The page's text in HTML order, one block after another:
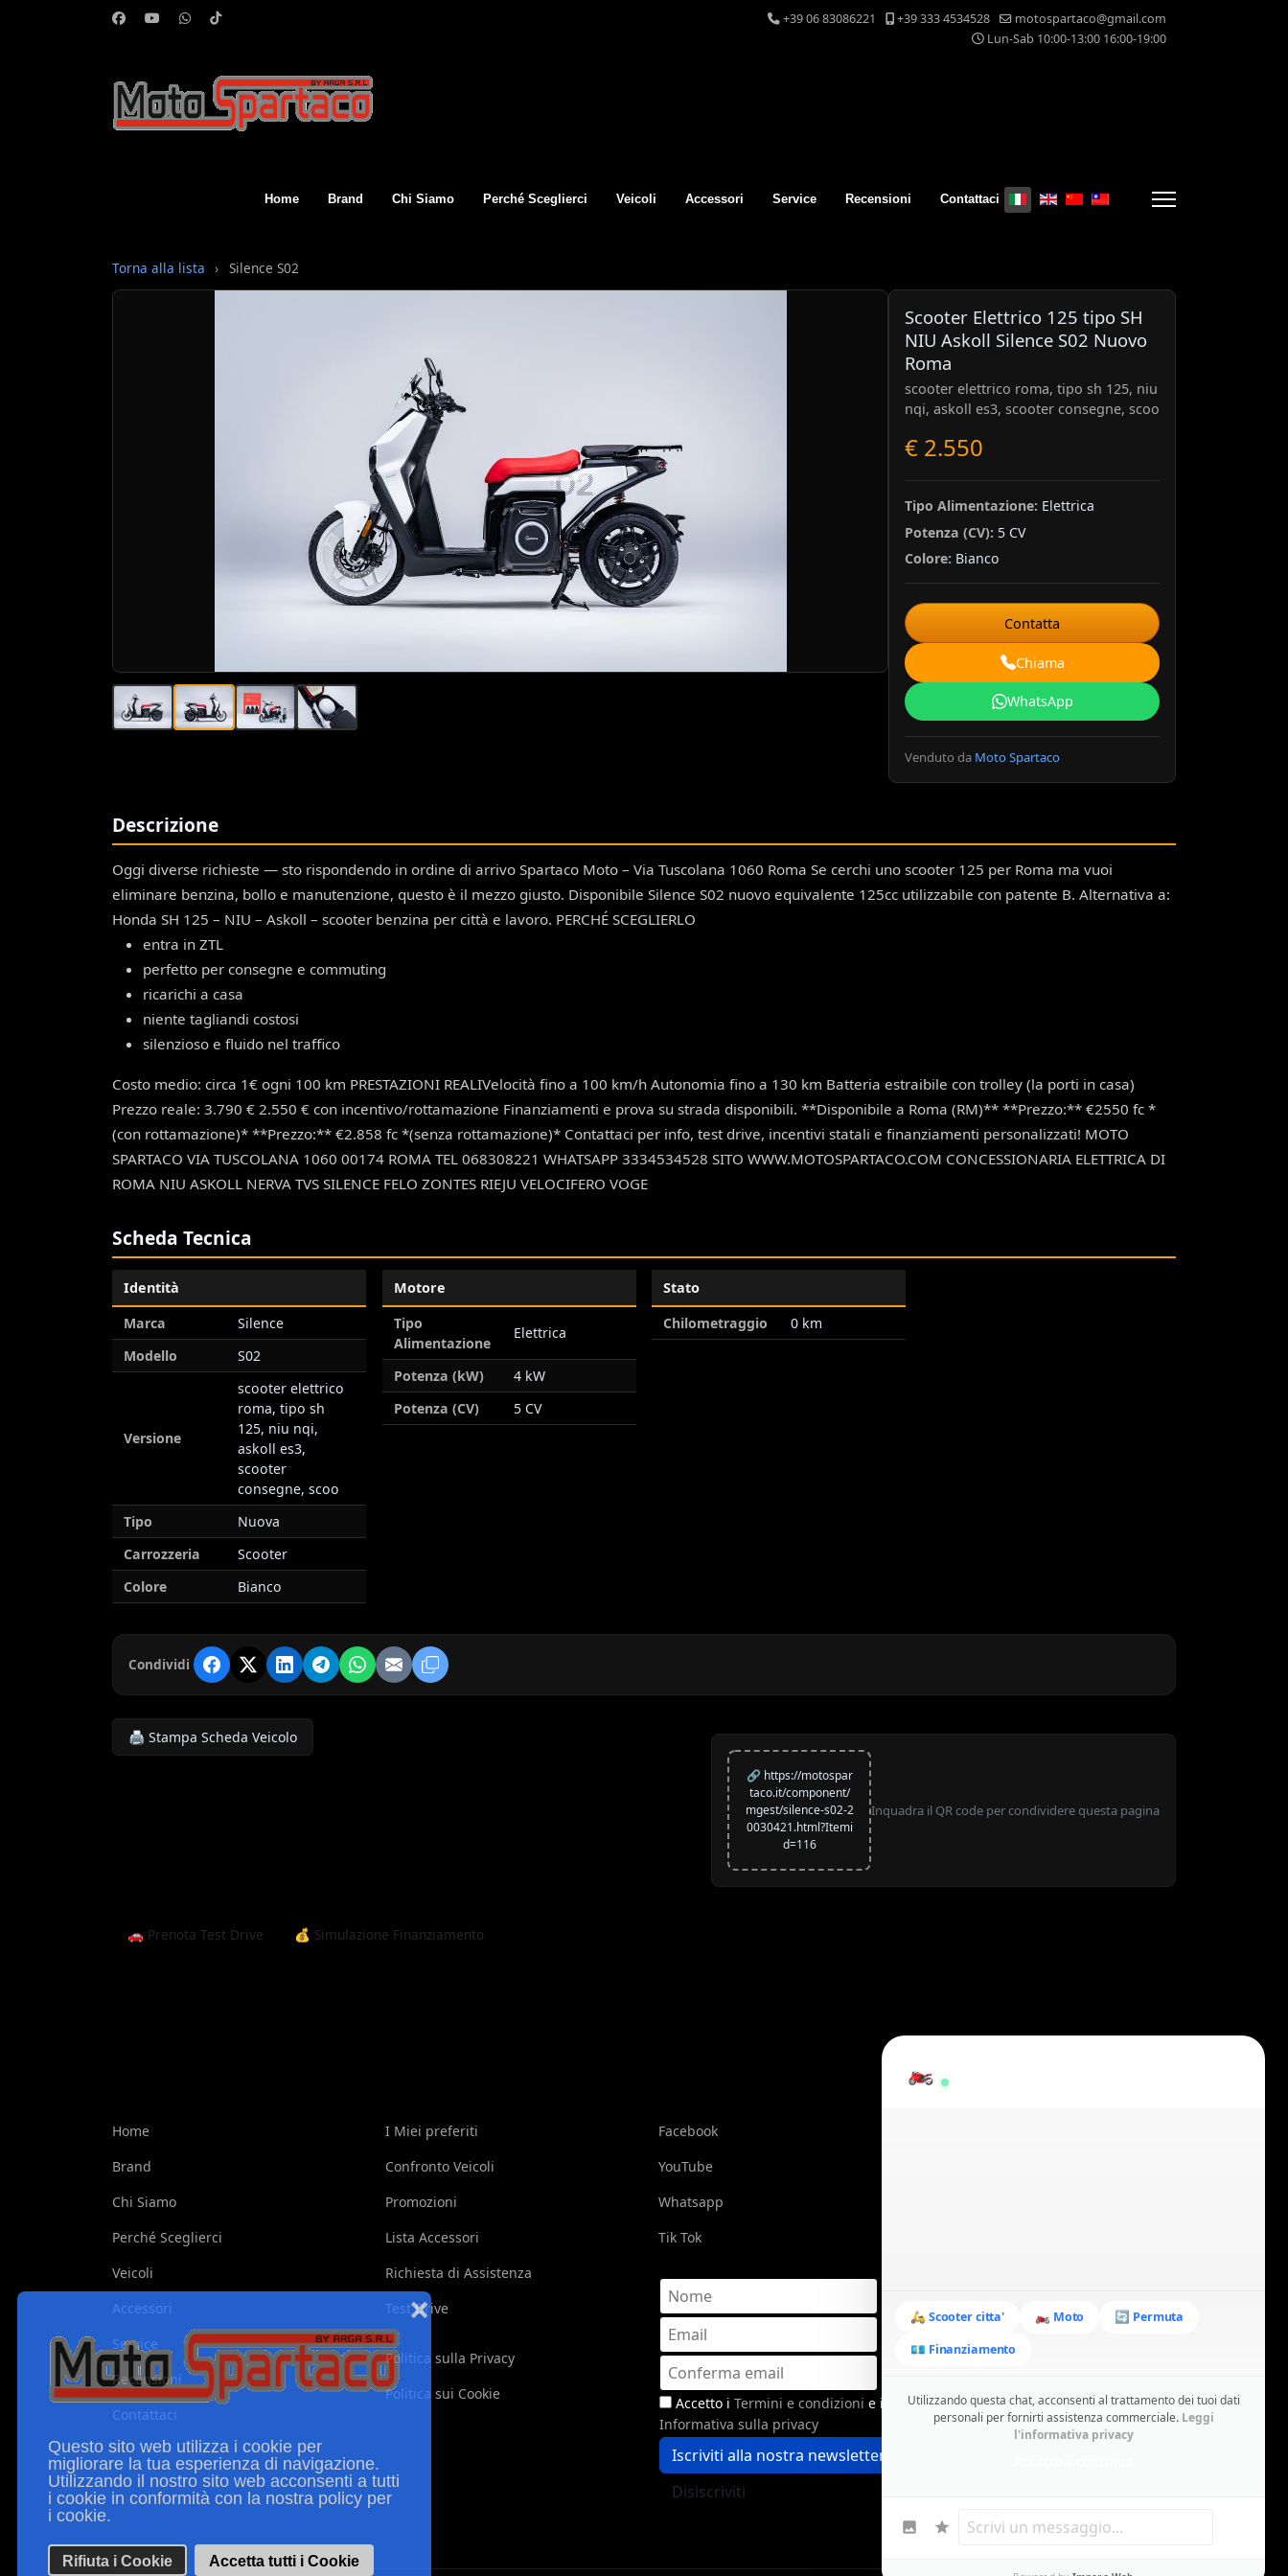
Questo sito web utilizza i cookie per
migliorare la tua esperienza di navigazione.
Utilizzando il nostro sito web acconsenti a tutti
i cookie in conformità con la nostra policy per
i cookie.
Rifiuta i Cookie Accetta tutti i Cookie
❌
+39 06 83086221 +39 333 4534528
motospartaco@gmail.com
Lun-Sab 10:00-13:00 16:00-19:00
Home Brand Chi Siamo Perché Sceglierci Veicoli Accessori Service Recensioni Contattaci Seleziona la tua lingua
Torna alla lista › Silence S02
Scooter Elettrico 125 tipo SH
NIU Askoll Silence S02 Nuovo
Roma
scooter elettrico roma, tipo sh 125, niu
nqi, askoll es3, scooter consegne, scoo
€ 2.550
Tipo Alimentazione: Elettrica
Potenza (CV): 5 CV
Colore: Bianco
Contatta
Chiama
WhatsApp
Venduto da Moto Spartaco
Descrizione
Oggi diverse richieste — sto rispondendo in ordine di arrivo Spartaco Moto – Via Tuscolana 1060 Roma Se cerchi uno scooter 125 per Roma ma vuoi
eliminare benzina, bollo e manutenzione, questo è il mezzo giusto. Disponibile Silence S02 nuovo equivalente 125cc utilizzabile con patente B. Alternativa a:
Honda SH 125 – NIU – Askoll – scooter benzina per città e lavoro. PERCHÉ SCEGLIERLO
entra in ZTL
perfetto per consegne e commuting
ricarichi a casa
niente tagliandi costosi
silenzioso e fluido nel traffico
Costo medio: circa 1€ ogni 100 km PRESTAZIONI REALIVelocità fino a 100 km/h Autonomia fino a 130 km Batteria estraibile con trolley (la porti in casa)
Prezzo reale: 3.790 € 2.550 € con incentivo/rottamazione Finanziamenti e prova su strada disponibili. **Disponibile a Roma (RM)** **Prezzo:** €2550 fc *
(con rottamazione)* **Prezzo:** €2.858 fc *(senza rottamazione)* Contattaci per info, test drive, incentivi statali e finanziamenti personalizzati! MOTO
SPARTACO VIA TUSCOLANA 1060 00174 ROMA TEL 068308221 WHATSAPP 3334534528 SITO WWW.MOTOSPARTACO.COM CONCESSIONARIA ELETTRICA DI
ROMA NIU ASKOLL NERVA TVS SILENCE FELO ZONTES RIEJU VELOCIFERO VOGE
Scheda Tecnica
Identità
Marca
Silence
Modello
S02
Versione
scooter elettrico
roma, tipo sh
125, niu nqi,
askoll es3,
scooter
consegne, scoo
Tipo
Nuova
Carrozzeria
Scooter
Colore
Bianco
Motore
Tipo
Alimentazione
Elettrica
Potenza (kW)
4 kW
Potenza (CV)
5 CV
Stato
Chilometraggio
0 km
Condividi
🖨️ Stampa Scheda Veicolo
🔗 https://motospar
taco.it/component/
mgest/silence-s02-2
0030421.html?Itemi
d=116
Inquadra il QR code per condividere questa pagina
🚗 Prenota Test Drive 💰 Simulazione Finanziamento
Home
Brand
Chi Siamo
Perché Sceglierci
Veicoli
Accessori
Service
Recensioni
Contattaci
I Miei preferiti
Confronto Veicoli
Promozioni
Lista Accessori
Richiesta di Assistenza
Test Drive
Politica sulla Privacy
Politica sui Cookie
Facebook
YouTube
Whatsapp
Tik Tok
Accetto i Termini e condizioni e i
Informativa sulla privacy
Iscriviti alla nostra newsletter
Disiscriviti
🏍️
🛵 Scooter citta' 🏍️ Moto
🔄 Permuta
💶 Finanziamento
Utilizzando questa chat, acconsenti al trattamento dei tuoi dati
personali per fornirti assistenza commerciale. Leggi
l'informativa privacy